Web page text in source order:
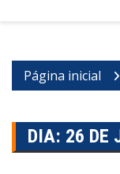
Página inicial
DIA: 26 DE